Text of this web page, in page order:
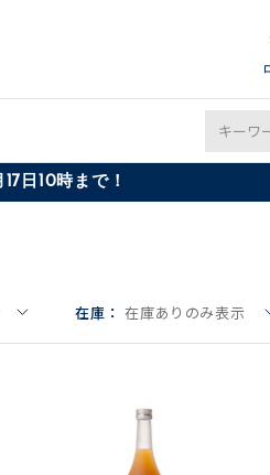
日10時まで！
在庫： 在庫ありのみ表示